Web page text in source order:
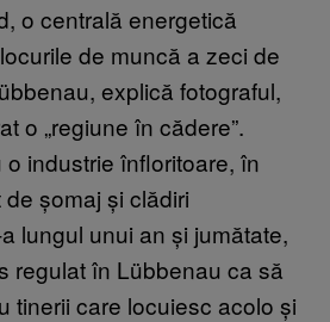
o centrală energetică
de muncă a zeci de
explică fotograful,
o „regiune în cădere”.
industrie înfloritoare, în
șomaj și clădiri
lungul unui an și jumătate,
regulat în Lübbenau ca să
tinerii care locuiesc acolo și